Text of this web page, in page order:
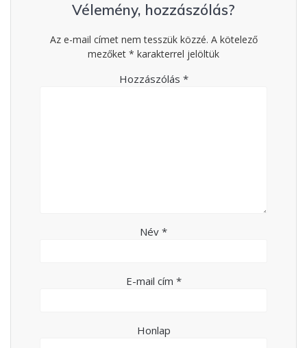
Vélemény, hozzászólás?
Az e-mail címet nem tesszük közzé. A kötelező
mezőket * karakterrel jelöltük
Hozzászólás *
Név *
E-mail cím *
Honlap